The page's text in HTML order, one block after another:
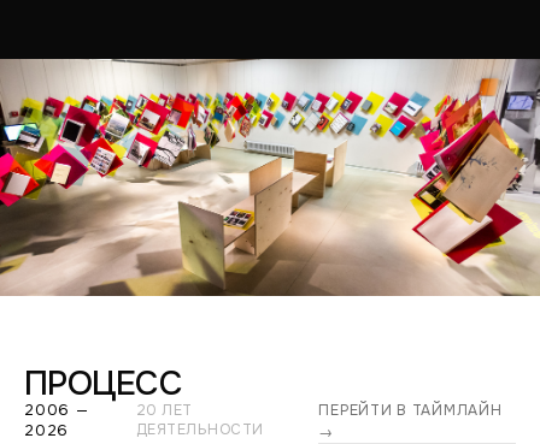
ПРОЦЕСС
2006 —
2026
20 ЛЕТ
ДЕЯТЕЛЬНОСТИ
ПЕРЕЙТИ В ТАЙМЛАЙН
→